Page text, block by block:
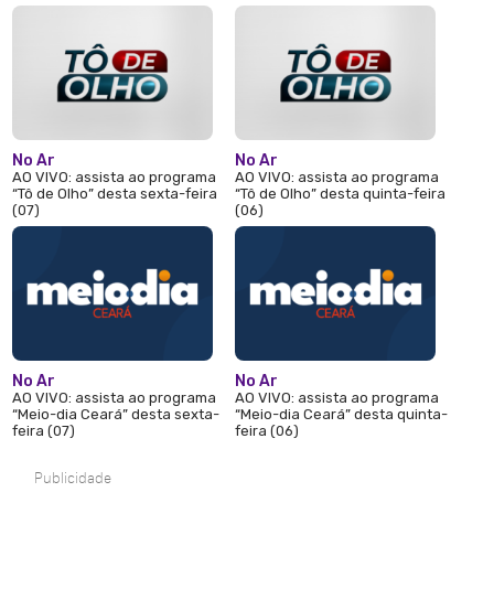
No Ar
AO VIVO: assista ao programa
“Tô de Olho” desta sexta-feira
(07)
No Ar
AO VIVO: assista ao programa
“Meio-dia Ceará” desta sexta-
feira (07)
No Ar
AO VIVO: assista ao programa
“Tô de Olho” desta quinta-feira
(06)
No Ar
AO VIVO: assista ao programa
“Meio-dia Ceará” desta quinta-
feira (06)
Publicidade